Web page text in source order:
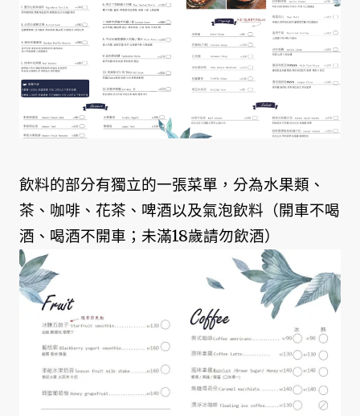
飲料的部分有獨立的一張菜單，分為水果類、
茶、咖啡、花茶、啤酒以及氣泡飲料（開車不喝
酒、喝酒不開車；未滿18歲請勿飲酒）